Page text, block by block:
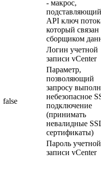
- макрос,
подставляющий
API ключ
который связан
сборщиком
Логин учетной
записи vCenter
false
Параметр,
позволяющий
запросу
небезопасное
подключение
(принимать
невалидные
сертификаты)
Пароль учетной
записи vCenter